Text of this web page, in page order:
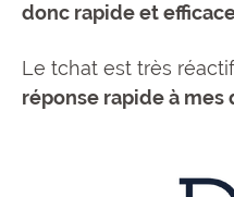
donc rapide et
Le tchat est très
réponse rapide à mes